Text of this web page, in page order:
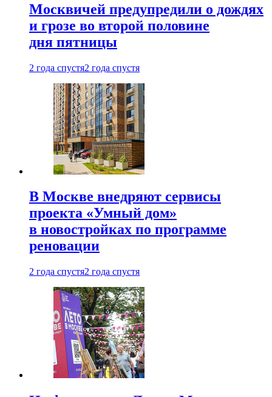
Москвичей предупредили о дождях
и грозе во второй половине
дня пятницы
2 года спустя2 года спустя
В Москве внедряют сервисы
проекта «Умный дом»
в новостройках по программе
реновации
2 года спустя2 года спустя